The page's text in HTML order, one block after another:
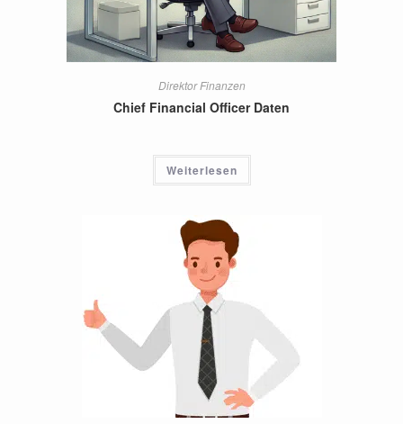
Direktor Finanzen
Chief Financial Officer Daten
Weiterlesen